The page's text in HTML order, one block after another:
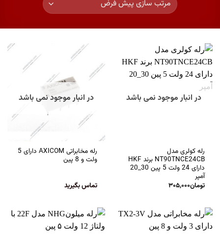
در انبار موجود نمی باشد
رله کولری مدل
NT90TNCE24CB برند HKF
دارای 24 ولت 5 پین 30_20
آمپر
تومان۳۰۵,۰۰۰
در انبار موجود نمی باشد
رله مخابراتی AXICOM دارای 5
ولت و 8 پین
تماس بگیرید